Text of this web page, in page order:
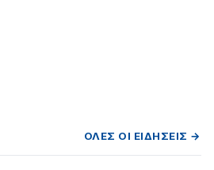
ΌΛΕΣ ΟΙ ΕΙΔΉΣΕΙΣ →